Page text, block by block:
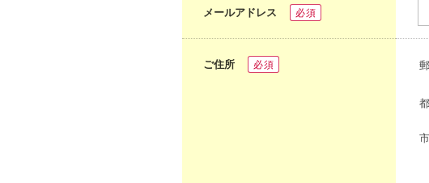
メールアドレス 必須
ご住所 必須